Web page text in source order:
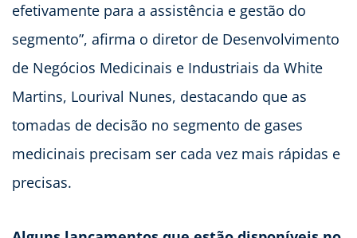
efetivamente para a assistência e gestão do
segmento”, afirma o diretor de Desenvolvimento
de Negócios Medicinais e Industriais da White
Martins, Lourival Nunes, destacando que as
tomadas de decisão no segmento de gases
medicinais precisam ser cada vez mais rápidas e
precisas.